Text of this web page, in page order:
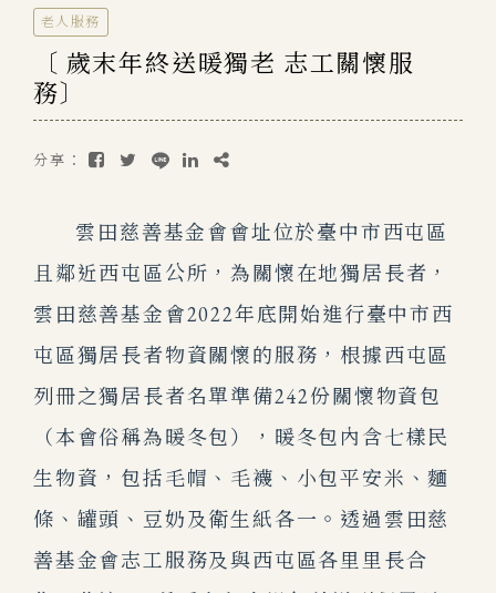
老人服務
〔 歲末年終送暖獨老 志工關懷服
務〕
分享：
雲田慈善基金會會址位於臺中市西屯區
且鄰近西屯區公所，為關懷在地獨居長者，
雲田慈善基金會2022年底開始進行臺中市西
屯區獨居長者物資關懷的服務，根據西屯區
列冊之獨居長者名單準備242份關懷物資包
（本會俗稱為暖冬包），暖冬包內含七樣民
生物資，包括毛帽、毛襪、小包平安米、麵
條、罐頭、豆奶及衛生紙各一。透過雲田慈
善基金會志工服務及與西屯區各里里長合